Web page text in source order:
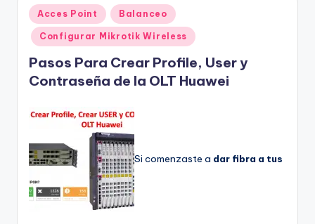
Publicado
en
Acces Point Balanceo
Configurar Mikrotik Wireless
Pasos Para Crear Profile, User y
Contraseña de la OLT Huawei
Si comenzaste a dar fibra a tus